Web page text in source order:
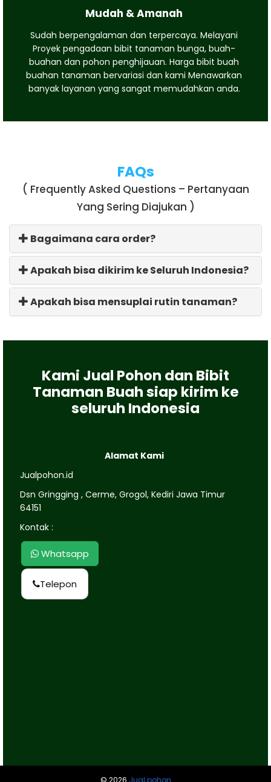
Mudah & Amanah
Sudah berpengalaman dan terpercaya. Melayani
Proyek pengadaan bibit tanaman bunga, buah-
buahan dan pohon penghijauan. Harga bibit buah
buahan tanaman bervariasi dan kami Menawarkan
banyak layanan yang sangat memudahkan anda.
FAQs
( Frequently Asked Questions – Pertanyaan
Yang Sering Diajukan )
Bagaimana cara order?
Apakah bisa dikirim ke Seluruh Indonesia?
Apakah bisa mensuplai rutin tanaman?
Kami Jual Pohon dan Bibit
Tanaman Buah siap kirim ke
seluruh Indonesia
Alamat Kami
Jualpohon.id
Dsn Gringging , Cerme, Grogol, Kediri Jawa Timur
64151
Kontak :
Whatsapp
Telepon
© 2026 Jual pohon